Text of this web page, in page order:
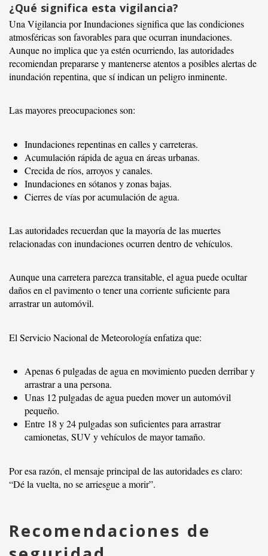
¿Qué significa esta vigilancia?
Una Vigilancia por Inundaciones significa que las condiciones
atmosféricas son favorables para que ocurran inundaciones.
Aunque no implica que ya estén ocurriendo, las autoridades
recomiendan prepararse y mantenerse atentos a posibles alertas de
inundación repentina, que sí indican un peligro inminente.
Las mayores preocupaciones son:
Inundaciones repentinas en calles y carreteras.
Acumulación rápida de agua en áreas urbanas.
Crecida de ríos, arroyos y canales.
Inundaciones en sótanos y zonas bajas.
Cierres de vías por acumulación de agua.
Las autoridades recuerdan que la mayoría de las muertes
relacionadas con inundaciones ocurren dentro de vehículos.
Aunque una carretera parezca transitable, el agua puede ocultar
daños en el pavimento o tener una corriente suficiente para
arrastrar un automóvil.
El Servicio Nacional de Meteorología enfatiza que:
Apenas 6 pulgadas de agua en movimiento pueden derribar y
arrastrar a una persona.
Unas 12 pulgadas de agua pueden mover un automóvil
pequeño.
Entre 18 y 24 pulgadas son suficientes para arrastrar
camionetas, SUV y vehículos de mayor tamaño.
Por esa razón, el mensaje principal de las autoridades es claro:
“Dé la vuelta, no se arriesgue a morir”.
Recomendaciones de